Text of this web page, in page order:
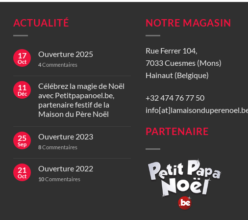
ACTUALITÉ
17
Oct
Ouverture 2025
4Commentaires
11
Déc
Célébrez la magie de Noël
avec Petitpapanoel.be,
partenaire festif de la
Maison du Père Noël
25
Sep
Ouverture 2023
8Commentaires
21
Oct
Ouverture 2022
10Commentaires
NOTRE MAGASIN
Rue Ferrer 104,
7033 Cuesmes (Mons)
Hainaut (Belgique)
+32 474 76 77 50
PARTENAIRE